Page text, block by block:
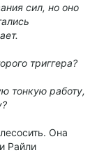
сил, но оно
триггера?
тонкую работу,
Она
Райли